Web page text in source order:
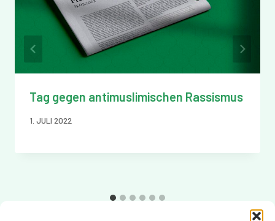
Tag gegen antimuslimischen Rassismus
1. JULI 2022